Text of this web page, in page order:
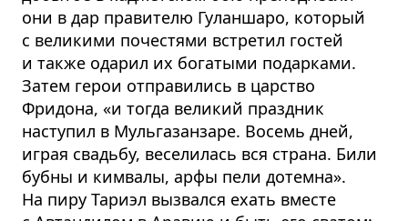
они в дар правителю Гуланшаро, который
с великими почестями встретил гостей
и также одарил их богатыми подарками.
Затем герои отправились в царство
Фридона, «и тогда великий праздник
наступил в Мульгазанзаре. Восемь дней,
играя свадьбу, веселилась вся страна. Били
бубны и кимвалы, арфы пели дотемна».
На пиру Тариэл вызвался ехать вместе